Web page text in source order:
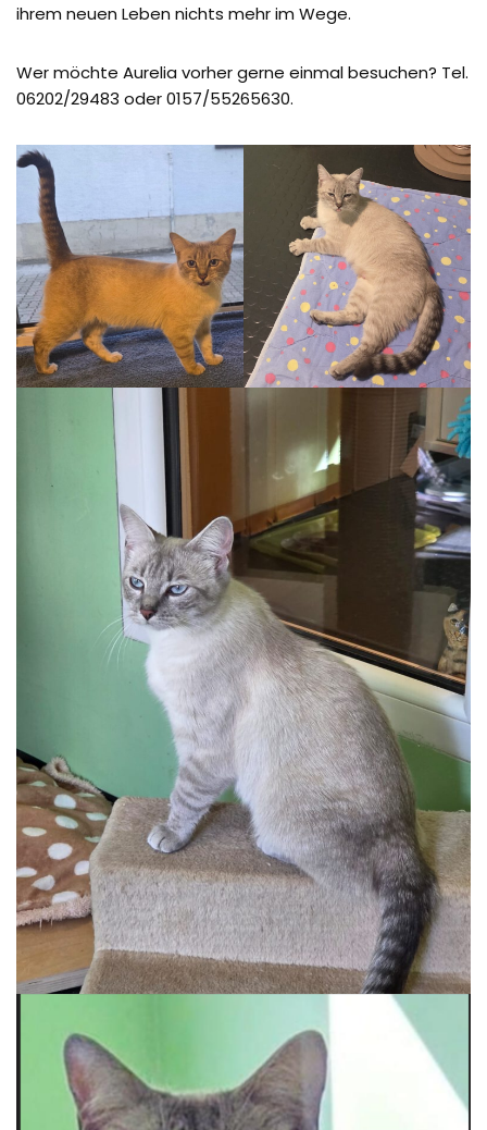
ihrem neuen Leben nichts mehr im Wege.
Wer möchte Aurelia vorher gerne einmal besuchen? Tel.
06202/29483 oder 0157/55265630.